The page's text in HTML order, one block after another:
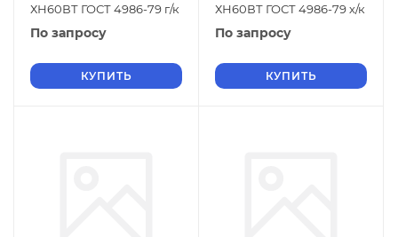
ХН60ВТ ГОСТ 4986-79 г/к
По запросу
КУПИТЬ
ХН60ВТ ГОСТ 4986-79 х/к
По запросу
КУПИТЬ